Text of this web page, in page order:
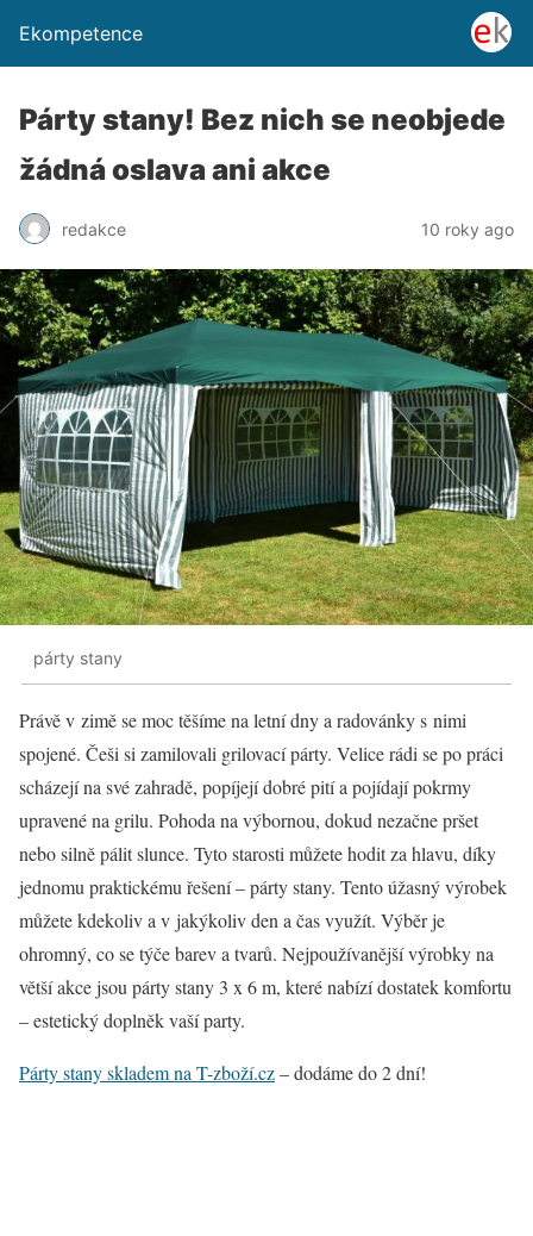
Ekompetence
Párty stany! Bez nich se neobjede
žádná oslava ani akce
redakce 10 roky ago
párty stany
Právě v zimě se moc těšíme na letní dny a radovánky s nimi
spojené. Češi si zamilovali grilovací párty. Velice rádi se po práci
scházejí na své zahradě, popíjejí dobré pití a pojídají pokrmy
upravené na grilu. Pohoda na výbornou, dokud nezačne pršet
nebo silně pálit slunce. Tyto starosti můžete hodit za hlavu, díky
jednomu praktickému řešení – párty stany. Tento úžasný výrobek
můžete kdekoliv a v jakýkoliv den a čas využít. Výběr je
ohromný, co se týče barev a tvarů. Nejpoužívanější výrobky na
větší akce jsou párty stany 3 x 6 m, které nabízí dostatek komfortu
– estetický doplněk vaší party.
Párty stany skladem na T-zboží.cz– dodáme do 2 dní!